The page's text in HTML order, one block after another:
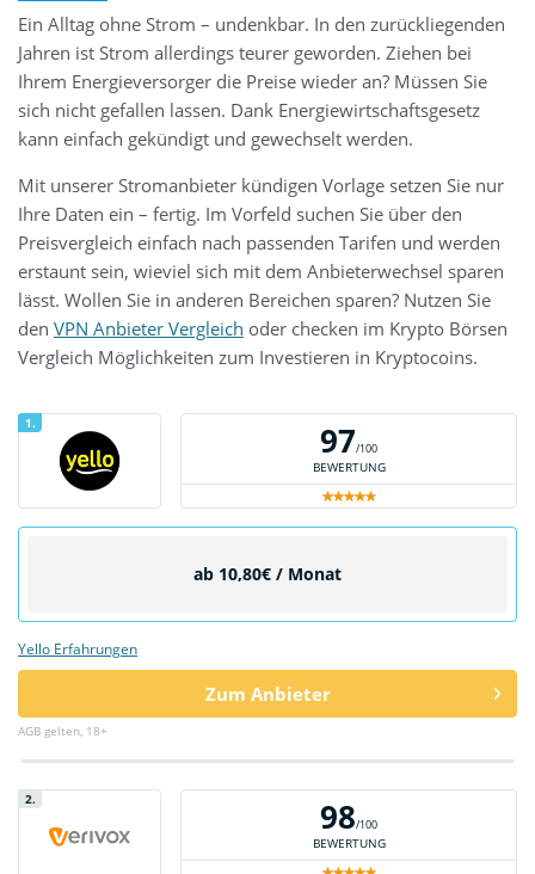
Ein Alltag ohne Strom – undenkbar. In den zurückliegenden
Jahren ist Strom allerdings teurer geworden. Ziehen bei
Ihrem Energieversorger die Preise wieder an? Müssen Sie
sich nicht gefallen lassen. Dank Energiewirtschaftsgesetz
kann einfach gekündigt und gewechselt werden.
Mit unserer Stromanbieter kündigen Vorlage setzen Sie nur
Ihre Daten ein – fertig. Im Vorfeld suchen Sie über den
Preisvergleich einfach nach passenden Tarifen und werden
erstaunt sein, wieviel sich mit dem Anbieterwechsel sparen
lässt. Wollen Sie in anderen Bereichen sparen? Nutzen Sie
den VPN Anbieter Vergleich oder checken im Krypto Börsen
Vergleich Möglichkeiten zum Investieren in Kryptocoins.
1. 97/100
BEWERTUNG
ab 10,80€ / Monat
Yello Erfahrungen
Zum Anbieter
AGB gelten, 18+
2. 98/100
BEWERTUNG